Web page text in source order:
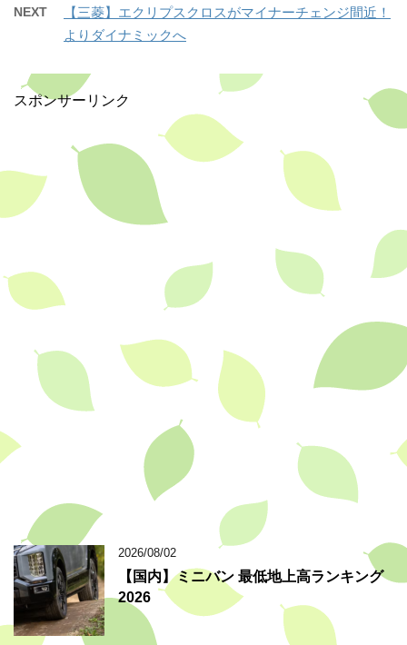
o
o
NEXT
【三菱】エクリプスクロスがマイナーチェンジ間近！
よりダイナミックへ
スポンサーリンク
2026/08/02
【国内】ミニバン 最低地上高ランキング
2026